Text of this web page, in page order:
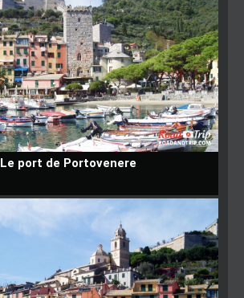
Le port de Portovenere